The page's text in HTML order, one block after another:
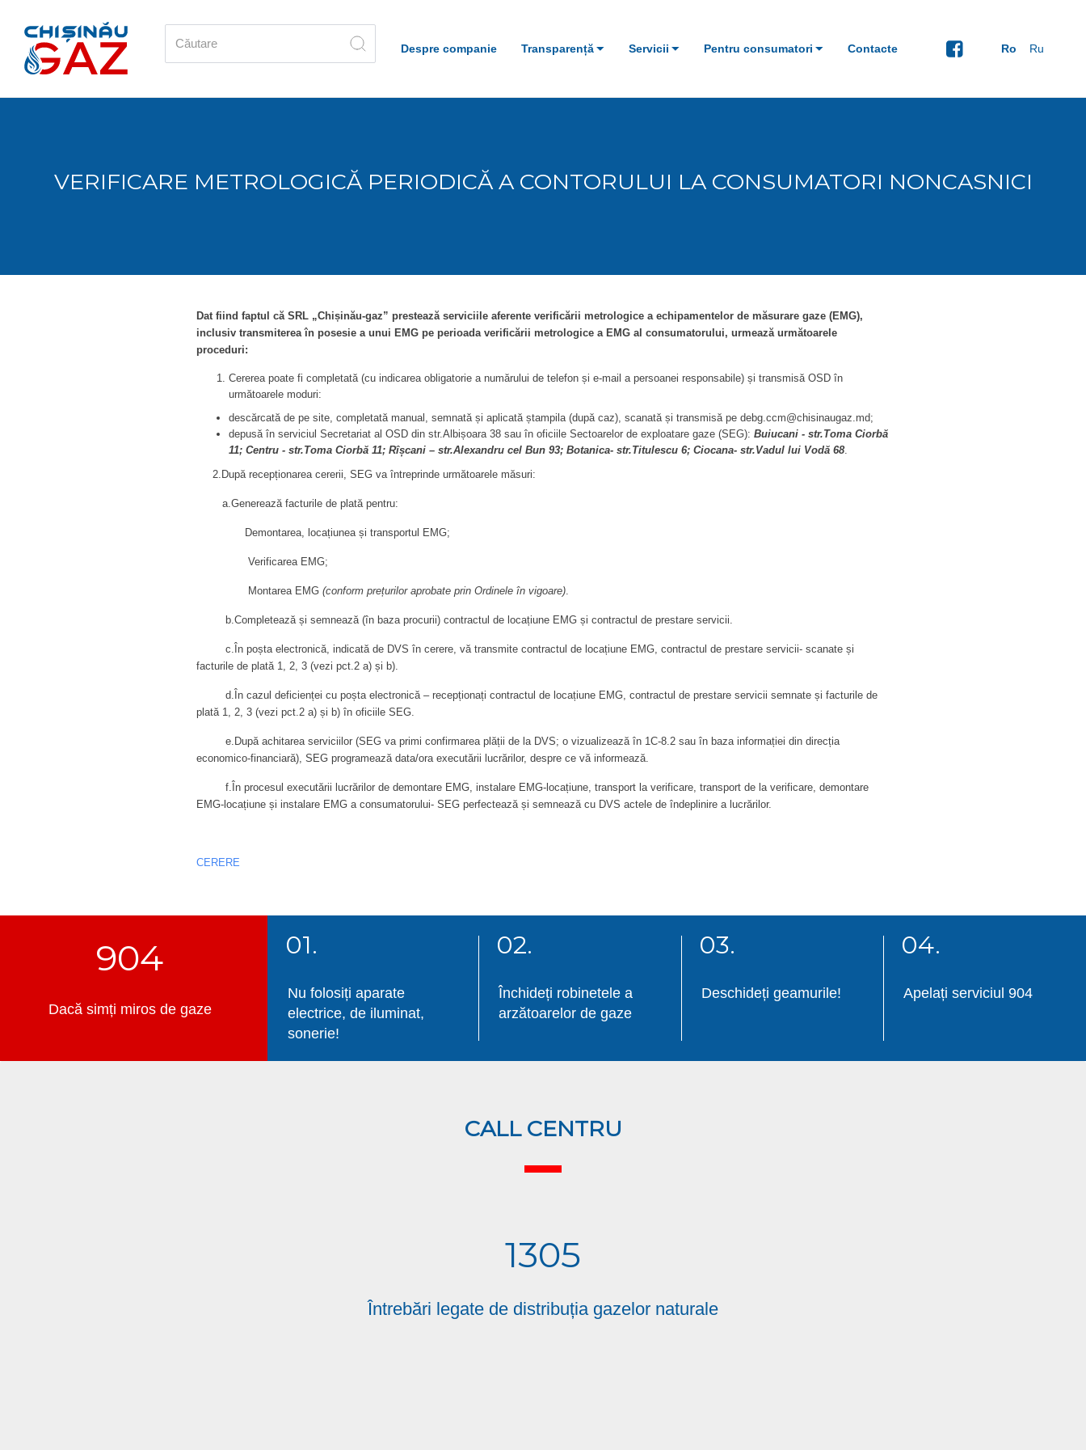
Ro Ru
Despre companie Transparență Servicii Pentru consumatori Contacte
VERIFICARE METROLOGICĂ PERIODICĂ A CONTORULUI LA CONSUMATORI NONCASNICI
Dat fiind faptul că SRL „Chișinău-gaz” prestează serviciile aferente verificării metrologice a echipamentelor de măsurare gaze (EMG),
inclusiv transmiterea în posesie a unui EMG pe perioada verificării metrologice a EMG al consumatorului, urmează următoarele
proceduri:
Cererea poate fi completată (cu indicarea obligatorie a numărului de telefon și e-mail a persoanei responsabile) și transmisă OSD în
următoarele moduri:
descărcată de pe site, completată manual, semnată și aplicată ștampila (după caz), scanată și transmisă pe debg.ccm@chisinaugaz.md;
depusă în serviciul Secretariat al OSD din str.Albișoara 38 sau în oficiile Sectoarelor de exploatare gaze (SEG):Buiucani - str.Toma Ciorbă
11; Centru - str.Toma Ciorbă 11; Rîșcani – str.Alexandru cel Bun 93; Botanica- str.Titulescu 6; Ciocana- str.Vadul lui Vodă 68.
2.După recepționarea cererii, SEG va întreprinde următoarele măsuri:
a.Generează facturile de plată pentru:
Demontarea, locațiunea și transportul EMG;
Verificarea EMG;
Montarea EMG (conform prețurilor aprobate prin Ordinele în vigoare).
b.Completează și semnează (în baza procurii) contractul de locațiune EMG și contractul de prestare servicii.
c.În poșta electronică, indicată de DVS în cerere, vă transmite contractul de locațiune EMG, contractul de prestare servicii- scanate și
facturile de plată 1, 2, 3 (vezi pct.2 a) și b).
d.În cazul deficienței cu poșta electronică – recepționați contractul de locațiune EMG, contractul de prestare servicii semnate și facturile de
plată 1, 2, 3 (vezi pct.2 a) și b) în oficiile SEG.
e.După achitarea serviciilor (SEG va primi confirmarea plății de la DVS; o vizualizează în 1C-8.2 sau în baza informației din direcția
economico-financiară), SEG programează data/ora executării lucrărilor, despre ce vă informează.
f.În procesul executării lucrărilor de demontare EMG, instalare EMG-locațiune, transport la verificare, transport de la verificare, demontare
EMG-locațiune și instalare EMG a consumatorului- SEG perfectează și semnează cu DVS actele de îndeplinire a lucrărilor.
CERERE
904
Dacă simți miros de gaze
01.
Nu folosiți aparate
electrice, de iluminat,
sonerie!
02.
Închideți robinetele a
arzătoarelor de gaze
03.
Deschideți geamurile!
04.
Apelați serviciul 904
CALL CENTRU
1305
Întrebări legate de distribuția gazelor naturale